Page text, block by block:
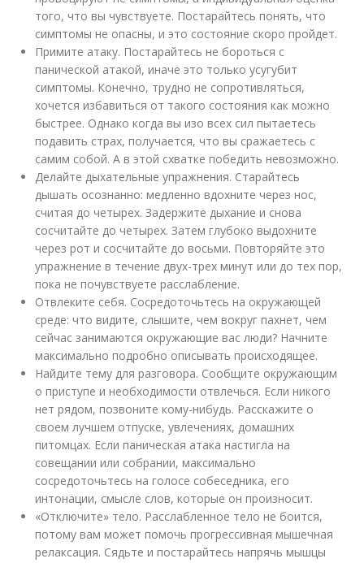
того, что вы чувствуете. Постарайтесь понять, что
симптомы не опасны, и это состояние скоро пройдет.
Примите атаку. Постарайтесь не бороться с
панической атакой, иначе это только усугубит
симптомы. Конечно, трудно не сопротивляться,
хочется избавиться от такого состояния как можно
быстрее. Однако когда вы изо всех сил пытаетесь
подавить страх, получается, что вы сражаетесь с
самим собой. А в этой схватке победить невозможно.
Делайте дыхательные упражнения. Старайтесь
дышать осознанно: медленно вдохните через нос,
считая до четырех. Задержите дыхание и снова
сосчитайте до четырех. Затем глубоко выдохните
через рот и сосчитайте до восьми. Повторяйте это
упражнение в течение двух-трех минут или до тех пор,
пока не почувствуете расслабление.
Отвлеките себя. Сосредоточьтесь на окружающей
среде: что видите, слышите, чем вокруг пахнет, чем
сейчас занимаются окружающие вас люди? Начните
максимально подробно описывать происходящее.
Найдите тему для разговора. Сообщите окружающим
о приступе и необходимости отвлечься. Если никого
нет рядом, позвоните кому-нибудь. Расскажите о
своем лучшем отпуске, увлечениях, домашних
питомцах. Если паническая атака настигла на
совещании или собрании, максимально
сосредоточьтесь на голосе собеседника, его
интонации, смысле слов, которые он произносит.
«Отключите» тело. Расслабленное тело не боится,
потому вам может помочь прогрессивная мышечная
релаксация. Сядьте и постарайтесь напрячь мышцы